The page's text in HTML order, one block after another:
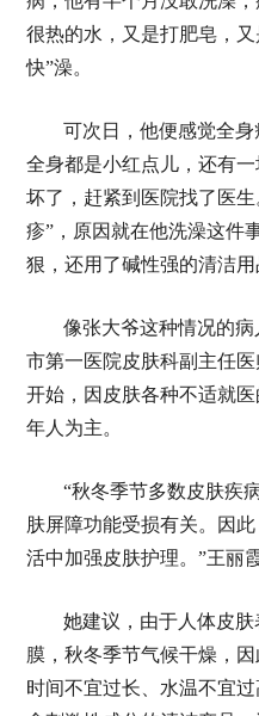
很热的水，又是打肥皂，
快”澡。
可次日，他便感觉全
全身都是小红点儿，还有
坏了，赶紧到医院找了医
疹”，原因就在他洗澡这件
狠，还用了碱性强的清洁用
像张大爷这种情况的
市第一医院皮肤科副主任
开始，因皮肤各种不适就
年人为主。
“秋冬季节多数皮肤疾
肤屏障功能受损有关。因
活中加强皮肤护理。”王丽霞
她建议，由于人体皮
膜，秋冬季节气候干燥，
时间不宜过长、水温不宜